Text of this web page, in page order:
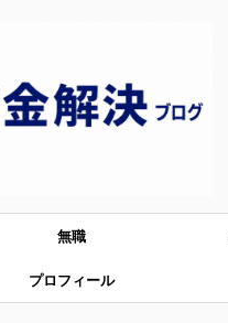
無職
プロフィール